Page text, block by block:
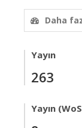
Daha
Yayın
263
Yayın